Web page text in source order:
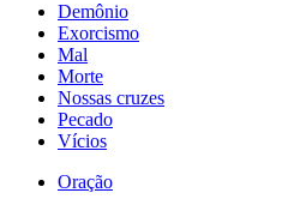
Demônio
Exorcismo
Mal
Morte
Nossas cruzes
Pecado
Vícios
Oração